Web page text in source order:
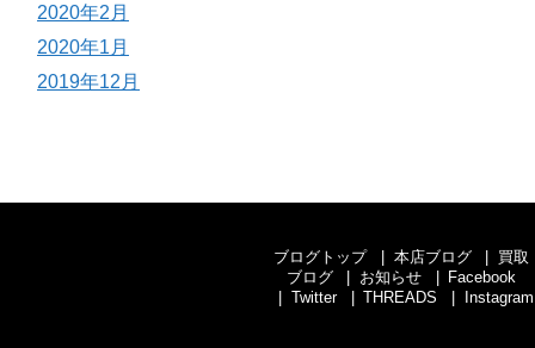
2020年2月
2020年1月
2019年12月
ブログトップ 本店ブログ
買取
ブログ
お知らせ
Facebook
Twitter
THREADS Instagram